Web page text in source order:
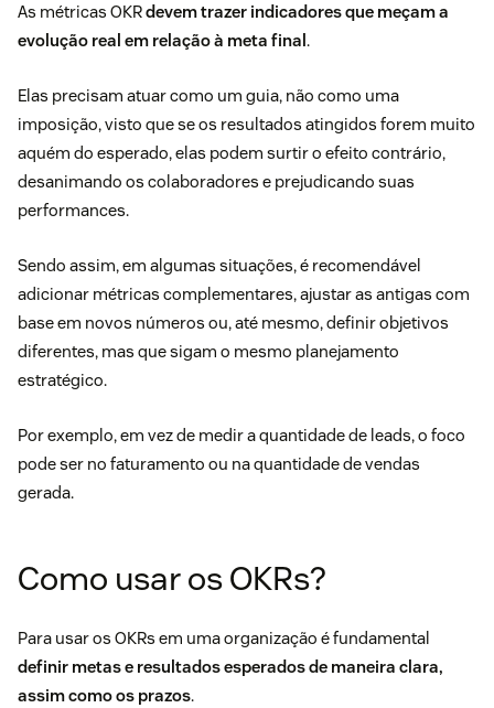
As métricas OKRdevem trazer indicadores que meçam a
evolução real em relação à meta final .
Elas precisam atuar como um guia, não como uma
imposição, visto que se os resultados atingidos forem muito
aquém do esperado, elas podem surtir o efeito contrário,
desanimando os colaboradores e prejudicando suas
performances.
Sendo assim, em algumas situações, é recomendável
adicionar métricas complementares, ajustar as antigas com
base em novos números ou, até mesmo, definir objetivos
diferentes, mas que sigam o mesmo planejamento
estratégico.
Por exemplo, em vez de medir a quantidade de leads, o foco
pode ser no faturamento ou na quantidade de vendas
gerada.
Como usar os OKRs?
Para usar os OKRs em uma organização é fundamental
definir metas e resultados esperados de maneira clara,
assim como os prazos.